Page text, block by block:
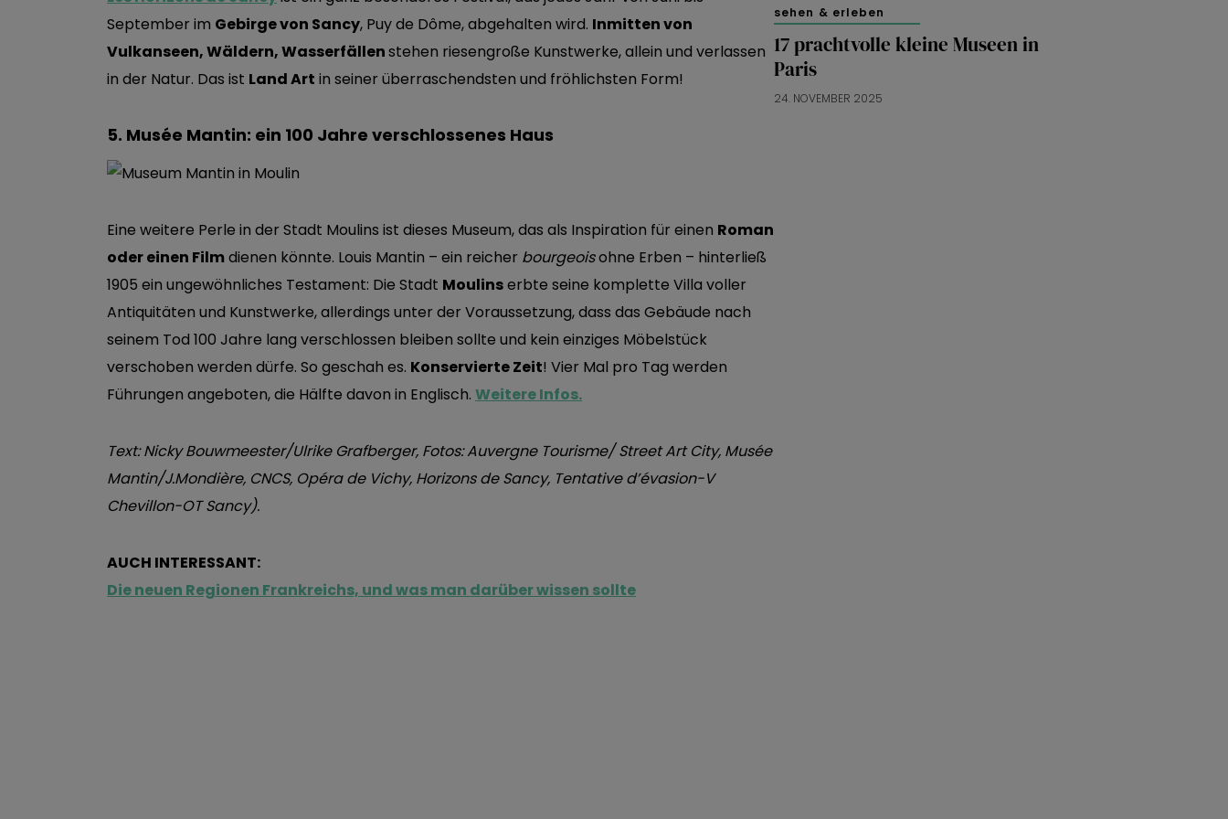
September im Gebirge von Sancy, Puy de Dôme, abgehalten wird. Inmitten von
Vulkanseen, Wäldern, Wasserfällenstehen riesengroße Kunstwerke, allein und verlassen
in der Natur. Das ist Land Art in seiner überraschendsten und fröhlichsten Form!
5. Musée Mantin: ein 100 Jahre verschlossenes Haus
Eine weitere Perle in der Stadt Moulins ist dieses Museum, das als Inspiration für einen Roman
oder einen Filmdienen könnte. Louis Mantin – ein reicher bourgeoisohne Erben – hinterließ
1905 ein ungewöhnliches Testament: Die Stadt Moulinserbte seine komplette Villa voller
Antiquitäten und Kunstwerke, allerdings unter der Voraussetzung, dass das Gebäude nach
seinem Tod 100 Jahre lang verschlossen bleiben sollte und kein einziges Möbelstück
verschoben werden dürfe. So geschah es. Konservierte Zeit! Vier Mal pro Tag werden
Führungen angeboten, die Hälfte davon in Englisch. Weitere Infos.
Text: Nicky Bouwmeester/Ulrike Grafberger, Fotos: Auvergne Tourisme/ Street Art City, Musée
Mantin/J.Mondière, CNCS, Opéra de Vichy, Horizons de Sancy, Tentative d’évasion-V
Chevillon-OT Sancy).
AUCH INTERESSANT:
Die neuen Regionen Frankreichs, und was man darüber wissen sollte
sehen & erleben
17 prachtvolle kleine Museen in
Paris
24. NOVEMBER 2025